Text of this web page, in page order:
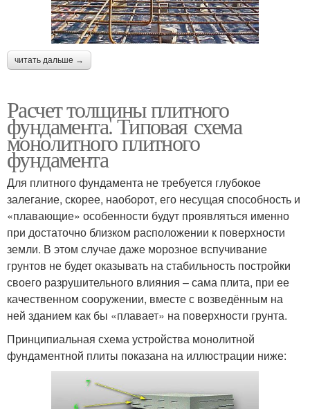
читать дальше →
Расчет толщины плитного
фундамента. Типовая схема
монолитного плитного
фундамента
Для плитного фундамента не требуется глубокое
залегание, скорее, наоборот, его несущая способность и
«плавающие» особенности будут проявляться именно
при достаточно близком расположении к поверхности
земли. В этом случае даже морозное вспучивание
грунтов не будет оказывать на стабильность постройки
своего разрушительного влияния – сама плита, при ее
качественном сооружении, вместе с возведённым на
ней зданием как бы «плавает» на поверхности грунта.
Принципиальная схема устройства монолитной
фундаментной плиты показана на иллюстрации ниже: